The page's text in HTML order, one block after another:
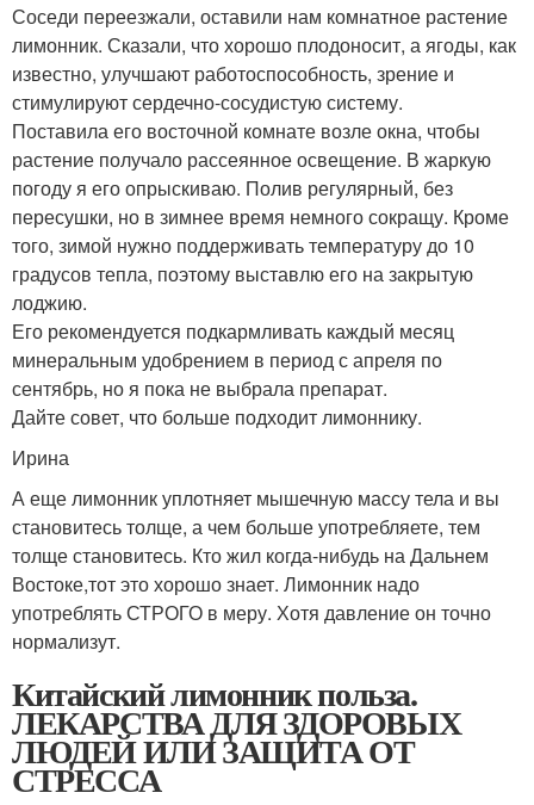
Соседи переезжали, оставили нам комнатное растение
лимонник. Сказали, что хорошо плодоносит, а ягоды, как
известно, улучшают работоспособность, зрение и
стимулируют сердечно-сосудистую систему.
Поставила его восточной комнате возле окна, чтобы
растение получало рассеянное освещение. В жаркую
погоду я его опрыскиваю. Полив регулярный, без
пересушки, но в зимнее время немного сокращу. Кроме
того, зимой нужно поддерживать температуру до 10
градусов тепла, поэтому выставлю его на закрытую
лоджию.
Его рекомендуется подкармливать каждый месяц
минеральным удобрением в период с апреля по
сентябрь, но я пока не выбрала препарат.
Дайте совет, что больше подходит лимоннику.
Ирина
А еще лимонник уплотняет мышечную массу тела и вы
становитесь толще, а чем больше употребляете, тем
толще становитесь. Кто жил когда-нибудь на Дальнем
Востоке,тот это хорошо знает. Лимонник надо
употреблять СТРОГО в меру. Хотя давление он точно
нормализут.
Китайский лимонник польза.
ЛЕКАРСТВА ДЛЯ ЗДОРОВЫХ
ЛЮДЕЙ ИЛИ ЗАЩИТА ОТ
СТРЕССА